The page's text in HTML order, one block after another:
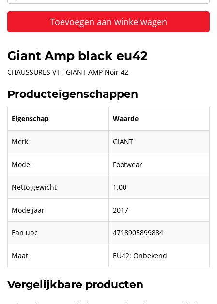
Toevoegen aan winkelwagen
Giant Amp black eu42
CHAUSSURES VTT GIANT AMP Noir 42
Producteigenschappen
Eigenschap Waarde
Merk GIANT
Model Footwear
Netto gewicht 1.00
Modeljaar 2017
Ean upc 4718905899884
Maat EU42: Onbekend
Vergelijkbare producten